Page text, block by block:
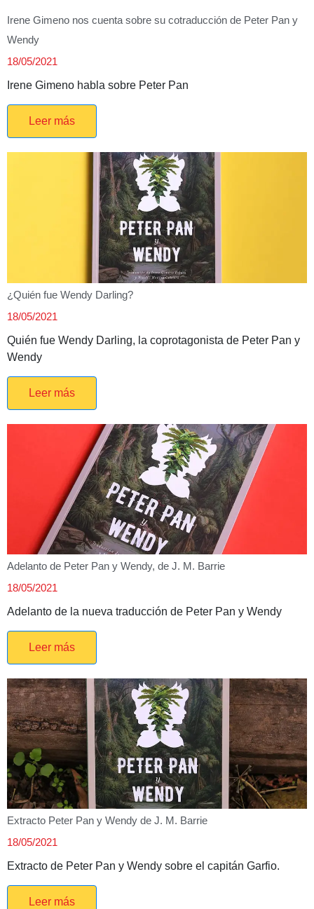
Irene Gimeno nos cuenta sobre su cotraducción de Peter Pan y
Wendy
18/05/2021
Irene Gimeno habla sobre Peter Pan
Leer más
¿Quién fue Wendy Darling?
18/05/2021
Quién fue Wendy Darling, la coprotagonista de Peter Pan y
Wendy
Leer más
Adelanto de Peter Pan y Wendy, de J. M. Barrie
18/05/2021
Adelanto de la nueva traducción de Peter Pan y Wendy
Leer más
Extracto Peter Pan y Wendy de J. M. Barrie
18/05/2021
Extracto de Peter Pan y Wendy sobre el capitán Garfio.
Leer más